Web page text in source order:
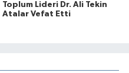
Toplum Lideri Dr. Ali Tekin
Atalar Vefat Etti